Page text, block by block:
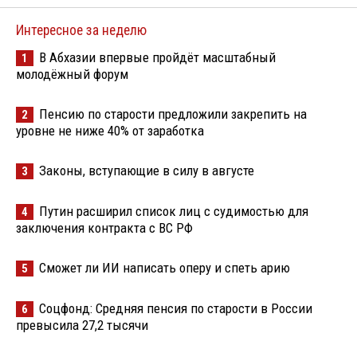
Интересное за неделю
1
В Абхазии впервые пройдёт масштабный
молодёжный форум
2
Пенсию по старости предложили закрепить на
уровне не ниже 40% от заработка
3 Законы, вступающие в силу в августе
4
Путин расширил список лиц с судимостью для
заключения контракта с ВС РФ
5 Сможет ли ИИ написать оперу и спеть арию
6
Соцфонд: Средняя пенсия по старости в России
превысила 27,2 тысячи